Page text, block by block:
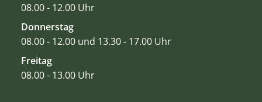
08.00 - 12.00 Uhr
Donnerstag
08.00 - 12.00 und 13.30 - 17.00 Uhr
Freitag
08.00 - 13.00 Uhr